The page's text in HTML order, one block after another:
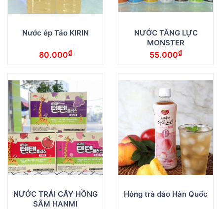
Nước ép Táo KIRIN
80.000₫
NƯỚC TĂNG LỰC
MONSTER
55.000₫
NƯỚC TRÁI CÂY HỒNG
SÂM HANMI
Hồng trà đào Hàn Quốc